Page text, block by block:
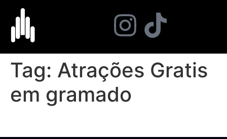
Tag: Atrações Gratis
em gramado